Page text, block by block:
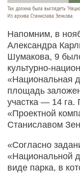
Так должна была выглядеть
Из архива Станислава Зенкова.
Напомним, в
Александра
Шумакова, 9
культурно-
«Национальная
площадь
участка — 14 га.
«Проектной
Станиславом
«Согласно
«Национальной
виде парка, в